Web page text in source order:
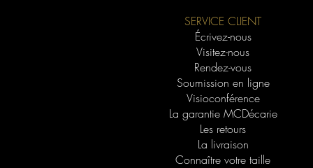
SERVICE CLIENT
Écrivez-nous
Visitez-nous
Rendez-vous
Soumission en ligne
Visioconférence
La garantie MCDécarie
Les retours
La livraison
Connaître votre taille